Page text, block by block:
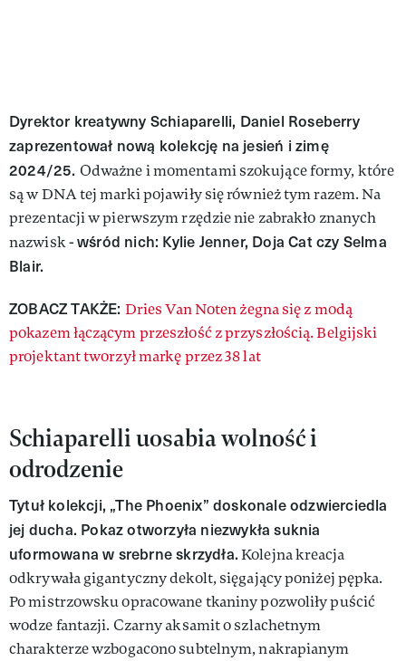
Dyrektor kreatywny Schiaparelli, Daniel Roseberry
zaprezentował nową kolekcję na jesień i zimę
2024/25. Odważne i momentami szokujące formy, które
są w DNA tej marki pojawiły się również tym razem. Na
prezentacji w pierwszym rzędzie nie zabrakło znanych
nazwisk -wśród nich: Kylie Jenner, Doja Cat czy Selma
Blair.
ZOBACZ TAKŻE: Dries Van Noten żegna się z modą
pokazem łączącym przeszłość z przyszłością. Belgijski
projektant tworzył markę przez 38 lat
Schiaparelli uosabia wolność i
odrodzenie
Tytuł kolekcji, „The Phoenix” doskonale odzwierciedla
jej ducha. Pokaz otworzyła niezwykła suknia
uformowana w srebrne skrzydła.Kolejna kreacja
odkrywała gigantyczny dekolt, sięgający poniżej pępka.
Po mistrzowsku opracowane tkaniny pozwoliły puścić
wodze fantazji. Czarny aksamit o szlachetnym
charakterze wzbogacono subtelnym, nakrapianym